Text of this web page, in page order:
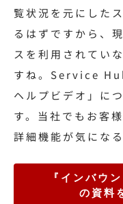
覧状況を元にした
るはずですから、
スを利用されてい
すね。Service
ヘルプビデオ」に
す。当社でもお客
詳細機能が気にな
『インバウ
の資料